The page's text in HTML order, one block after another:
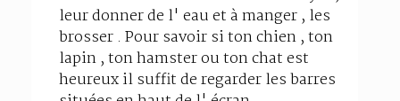
leur donner de l' eau et à manger , les
brosser . Pour savoir si ton chien , ton
lapin , ton hamster ou ton chat est
heureux il suffit de regarder les barres